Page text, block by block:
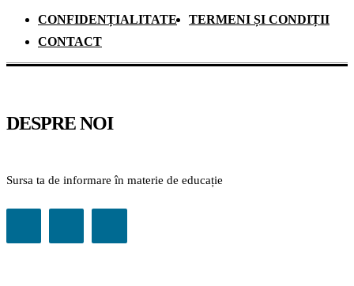
CONFIDENȚIALITATE
TERMENI ȘI CONDIȚII
CONTACT
DESPRE NOI
Sursa ta de informare în materie de educație